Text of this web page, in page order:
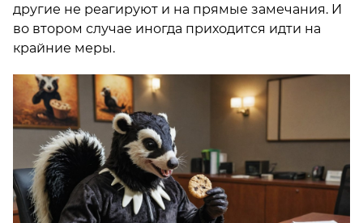
другие не реагируют и на прямые замечания. И
во втором случае иногда приходится идти на
крайние меры.